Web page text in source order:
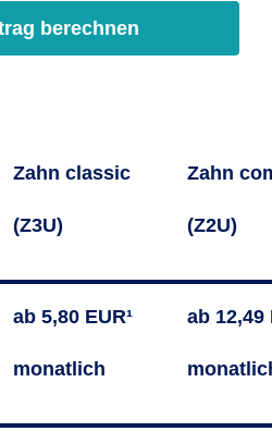
berechnen
Zahn classic
(Z3U)
Zahn
(Z2U)
ab 5,80 EUR¹
monatlich
ab 12,49